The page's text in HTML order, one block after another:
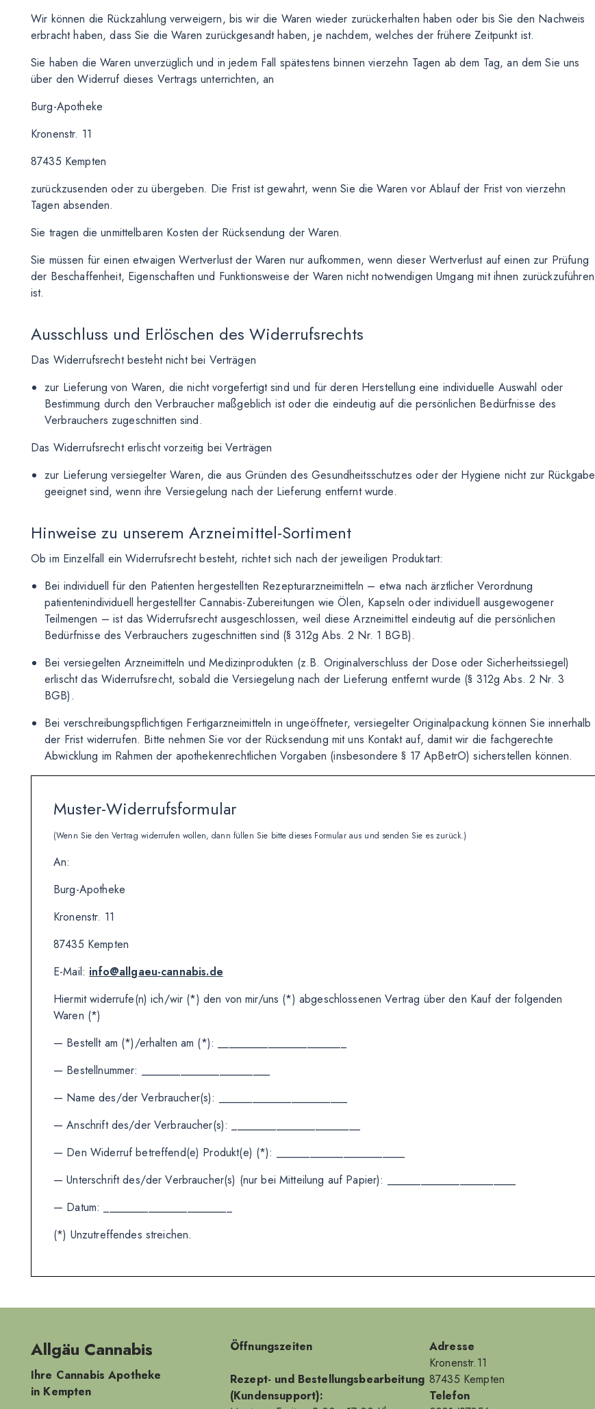
Wir können die Rückzahlung verweigern, bis wir die Waren wieder zurückerhalten haben oder bis Sie den Nachweis
erbracht haben, dass Sie die Waren zurückgesandt haben, je nachdem, welches der frühere Zeitpunkt ist.
Sie haben die Waren unverzüglich und in jedem Fall spätestens binnen vierzehn Tagen ab dem Tag, an dem Sie uns
über den Widerruf dieses Vertrags unterrichten, an
Burg-Apotheke
Kronenstr. 11
87435 Kempten
zurückzusenden oder zu übergeben. Die Frist ist gewahrt, wenn Sie die Waren vor Ablauf der Frist von vierzehn
Tagen absenden.
Sie tragen die unmittelbaren Kosten der Rücksendung der Waren.
Sie müssen für einen etwaigen Wertverlust der Waren nur aufkommen, wenn dieser Wertverlust auf einen zur Prüfung
der Beschaffenheit, Eigenschaften und Funktionsweise der Waren nicht notwendigen Umgang mit ihnen zurückzuführen
ist.
Ausschluss und Erlöschen des Widerrufsrechts
Das Widerrufsrecht besteht nicht bei Verträgen
zur Lieferung von Waren, die nicht vorgefertigt sind und für deren Herstellung eine individuelle Auswahl oder
Bestimmung durch den Verbraucher maßgeblich ist oder die eindeutig auf die persönlichen Bedürfnisse des
Verbrauchers zugeschnitten sind.
Das Widerrufsrecht erlischt vorzeitig bei Verträgen
zur Lieferung versiegelter Waren, die aus Gründen des Gesundheitsschutzes oder der Hygiene nicht zur Rückgabe
geeignet sind, wenn ihre Versiegelung nach der Lieferung entfernt wurde.
Hinweise zu unserem Arzneimittel-Sortiment
Ob im Einzelfall ein Widerrufsrecht besteht, richtet sich nach der jeweiligen Produktart:
Bei individuell für den Patienten hergestellten Rezepturarzneimitteln – etwa nach ärztlicher Verordnung
patientenindividuell hergestellter Cannabis-Zubereitungen wie Ölen, Kapseln oder individuell ausgewogener
Teilmengen – ist das Widerrufsrecht ausgeschlossen, weil diese Arzneimittel eindeutig auf die persönlichen
Bedürfnisse des Verbrauchers zugeschnitten sind (§ 312g Abs. 2 Nr. 1 BGB).
Bei versiegelten Arzneimitteln und Medizinprodukten (z.B. Originalverschluss der Dose oder Sicherheitssiegel)
erlischt das Widerrufsrecht, sobald die Versiegelung nach der Lieferung entfernt wurde (§ 312g Abs. 2 Nr. 3
BGB).
Bei verschreibungspflichtigen Fertigarzneimitteln in ungeöffneter, versiegelter Originalpackung können Sie innerhalb
der Frist widerrufen. Bitte nehmen Sie vor der Rücksendung mit uns Kontakt auf, damit wir die fachgerechte
Abwicklung im Rahmen der apothekenrechtlichen Vorgaben (insbesondere § 17 ApBetrO) sicherstellen können.
Muster-Widerrufsformular
(Wenn Sie den Vertrag widerrufen wollen, dann füllen Sie bitte dieses Formular aus und senden Sie es zurück.)
An:
Burg-Apotheke
Kronenstr. 11
87435 Kempten
E-Mail: info@allgaeu-cannabis.de
Hiermit widerrufe(n) ich/wir (*) den von mir/uns (*) abgeschlossenen Vertrag über den Kauf der folgenden
Waren (*)
— Bestellt am (*)/erhalten am (*): _______________________
— Bestellnummer: _______________________
— Name des/der Verbraucher(s): _______________________
— Anschrift des/der Verbraucher(s): _______________________
— Den Widerruf betreffend(e) Produkt(e) (*): _______________________
— Unterschrift des/der Verbraucher(s) (nur bei Mitteilung auf Papier): _______________________
— Datum: _______________________
(*) Unzutreffendes streichen.
Allgäu Cannabis
Ihre Cannabis Apotheke
in Kempten
Öffnungszeiten
Rezept- und Bestellungsbearbeitung
(Kundensupport):
Adresse
Kronenstr.11
87435 Kempten
Telefon